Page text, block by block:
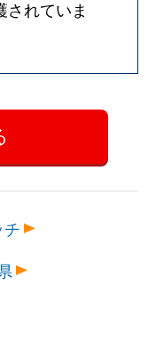
れていま